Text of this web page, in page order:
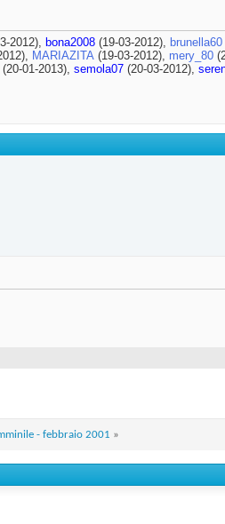
2012), bona2008 (19-03-2012), brunella60
MARIAZITA (19-03-2012), mery_80
(20-01-2013), semola07 (20-03-2012),
- febbraio 2001 »